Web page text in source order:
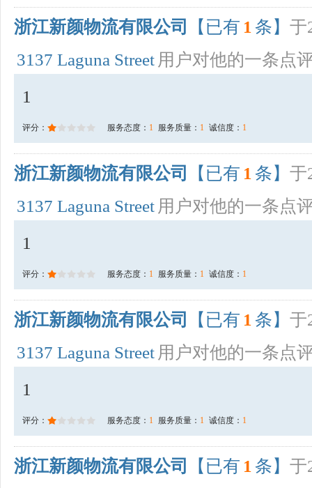
浙江新颜物流有限公司 【已有 1 条】 于
3137 Laguna Street 用户对他的一条点
1
评分： 服务态度： 1 服务质量： 1 诚信度： 1
浙江新颜物流有限公司 【已有 1 条】 于
3137 Laguna Street 用户对他的一条点
1
评分： 服务态度： 1 服务质量： 1 诚信度： 1
浙江新颜物流有限公司 【已有 1 条】 于
3137 Laguna Street 用户对他的一条点
1
评分： 服务态度： 1 服务质量： 1 诚信度： 1
浙江新颜物流有限公司 【已有 1 条】 于